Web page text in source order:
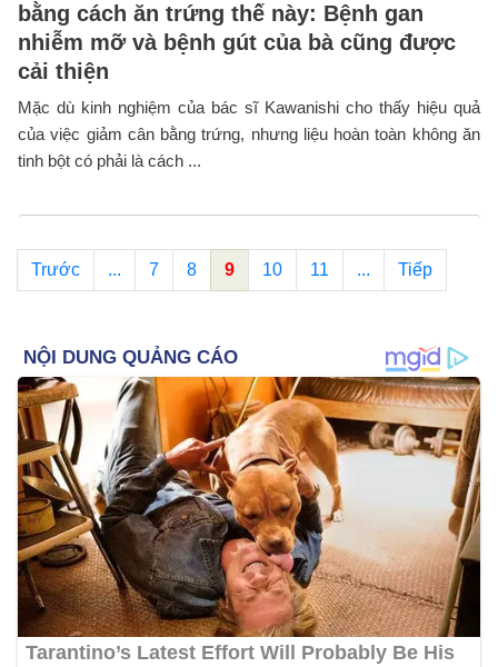
bằng cách ăn trứng thế này: Bệnh gan
nhiễm mỡ và bệnh gút của bà cũng được
cải thiện
Mặc dù kinh nghiệm của bác sĩ Kawanishi cho thấy hiệu quả
của việc giảm cân bằng trứng, nhưng liệu hoàn toàn không ăn
tinh bột có phải là cách ...
Trước ... 7 8 9 10 11 ... Tiếp